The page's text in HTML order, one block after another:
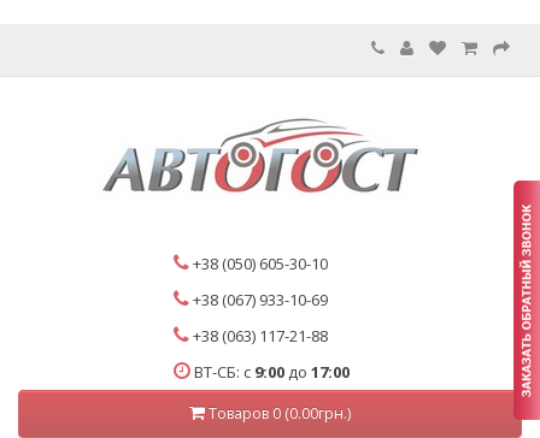
+38 (050) 605-30-10
+38 (067) 933-10-69
+38 (063) 117-21-88
ВТ-СБ: с 9:00 до 17:00
Товаров 0 (0.00грн.)